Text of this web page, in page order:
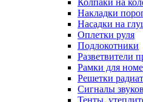
Накладки
Насадки на
Оплетки руля
Подлокотники
Разветвители
Рамки для
Решетки
Сигналы
Тенты,